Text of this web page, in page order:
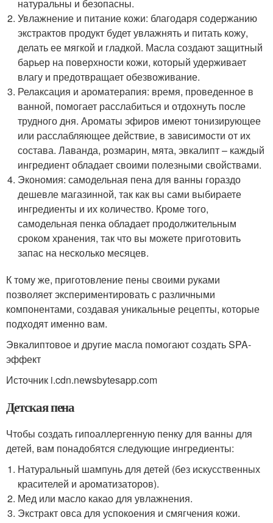
натуральны и безопасны.
Увлажнение и питание кожи: благодаря содержанию
экстрактов продукт будет увлажнять и питать кожу,
делать ее мягкой и гладкой. Масла создают защитный
барьер на поверхности кожи, который удерживает
влагу и предотвращает обезвоживание.
Релаксация и ароматерапия: время, проведенное в
ванной, помогает расслабиться и отдохнуть после
трудного дня. Ароматы эфиров имеют тонизирующее
или расслабляющее действие, в зависимости от их
состава. Лаванда, розмарин, мята, эвкалипт – каждый
ингредиент обладает своими полезными свойствами.
Экономия: самодельная пена для ванны гораздо
дешевле магазинной, так как вы сами выбираете
ингредиенты и их количество. Кроме того,
самодельная пенка обладает продолжительным
сроком хранения, так что вы можете приготовить
запас на несколько месяцев.
К тому же, приготовление пены своими руками
позволяет экспериментировать с различными
компонентами, создавая уникальные рецепты, которые
подходят именно вам.
Эвкалиптовое и другие масла помогают создать SPA-
эффект
Источник i.cdn.newsbytesapp.com
Детская пена
Чтобы создать гипоаллергенную пенку для ванны для
детей, вам понадобятся следующие ингредиенты:
Натуральный шампунь для детей (без искусственных
красителей и ароматизаторов).
Мед или масло какао для увлажнения.
Экстракт овса для успокоения и смягчения кожи.